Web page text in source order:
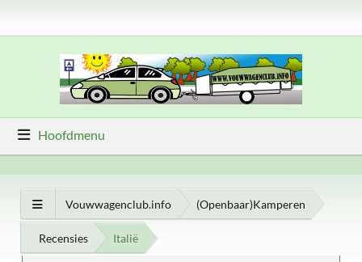
Hoofdmenu
Vouwwagenclub.info (Openbaar)Kamperen
Recensies Italië